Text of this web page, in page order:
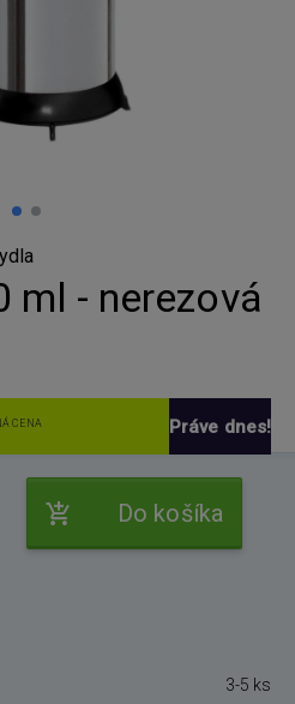
ml - nerezová
CENA Práve dnes!
Do košíka
3-5 ks